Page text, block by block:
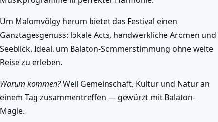
Um Malomvölgy herum bietet das Festival einen
Ganztagesgenuss: lokale Acts, handwerkliche Aromen und
Seeblick. Ideal, um Balaton-Sommerstimmung ohne weite
Reise zu erleben.
Warum kommen?Weil Gemeinschaft, Kultur und Natur an
einem Tag zusammentreffen — gewürzt mit Balaton-
Magie.